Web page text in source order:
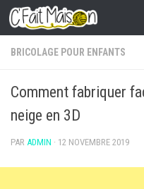
Skip to content
BRICOLAGE POUR ENFANTS
Comment fabriquer
neige en 3D
PAR ADMIN · 12 NOVEMBRE 2019